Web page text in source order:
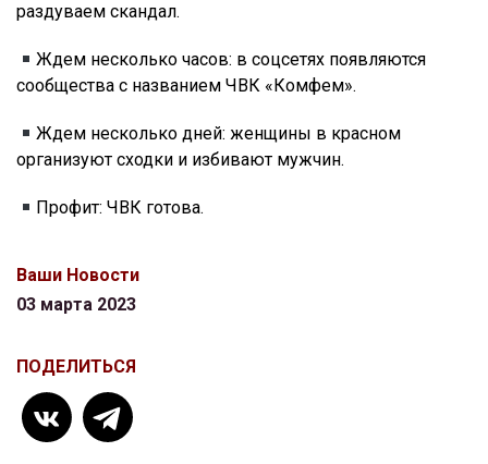
раздуваем скандал.
Ждем несколько часов: в соцсетях появляются
сообщества с названием ЧВК «Комфем».
Ждем несколько дней: женщины в красном
организуют сходки и избивают мужчин.
Профит: ЧВК готова.
Ваши Новости
03 марта 2023
ПОДЕЛИТЬСЯ